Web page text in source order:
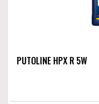
PUTOLINE HPX R 5W